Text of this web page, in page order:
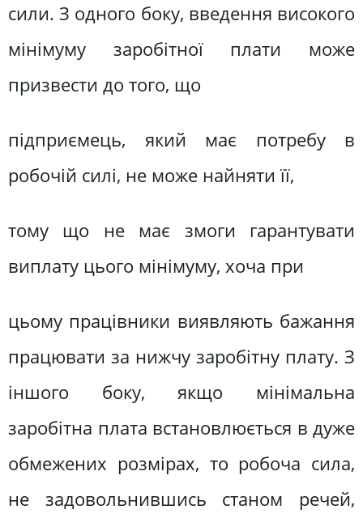
сили. З одного боку, введення високого
мінімуму заробітної плати може
призвести до того, що
підприємець, який має потребу в
робочій силі, не може найняти її,
тому що не має змоги гарантувати
виплату цього мінімуму, хоча при
цьому працівники виявляють бажання
працювати за нижчу заробітну плату. З
іншого боку, якщо мінімальна
заробітна плата встановлюється в дуже
обмежених розмірах, то робоча сила,
не задовольнившись станом речей,